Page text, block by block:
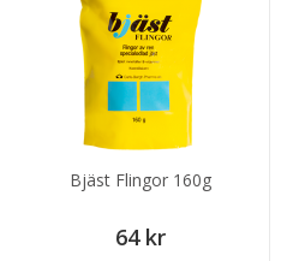
Bjäst Flingor 160g
64 kr